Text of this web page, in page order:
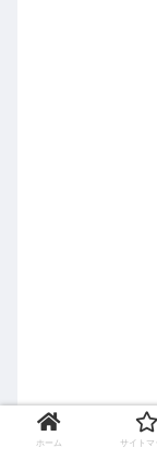
ホーム サイトマ